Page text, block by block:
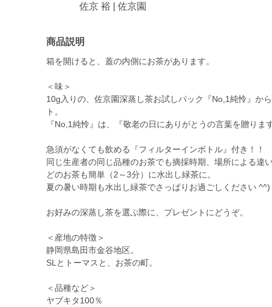
佐京 裕 | 佐京園
商品説明
箱を開けると、蓋の内側にお茶があります。
＜味＞
10g入りの、佐京園深蒸し茶お試しパック『No,1純怜』か
ト。
『No,1純怜』は、『敬老の日にありがとうの言葉を贈りま
急須がなくても飲める『フィルターインボトル』付き！！
同じ生産者の同じ品種のお茶でも摘採時期、場所による違
どのお茶も簡単（2～3分）に水出し緑茶に。
夏の暑い時期も水出し緑茶でさっぱりお過ごしください
お好みの深蒸し茶を選ぶ際に、プレゼントにどうぞ。
＜産地の特徴＞
静岡県島田市金谷地区。
SLとトーマスと、お茶の町。
＜品種など＞
ヤブキタ100％